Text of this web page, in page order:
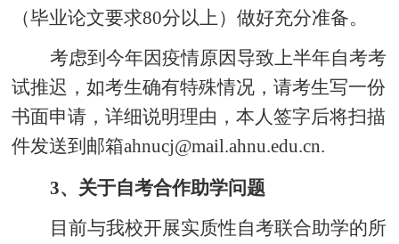
（毕业论文要求80分以上）做好充分准备。
考虑到今年因疫情原因导致上半年自考考
试推迟，如考生确有特殊情况，请考生写一份
书面申请，详细说明理由，本人签字后将扫描
件发送到邮箱ahnucj@mail.ahnu.edu.cn.
3、关于自考合作助学问题
目前与我校开展实质性自考联合助学的所